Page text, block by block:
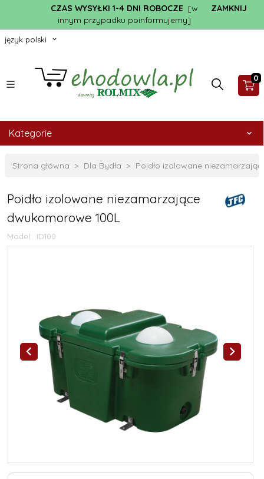
CZAS WYSYŁKI 1-4 DNI ROBOCZE[w
innym przypadku poinformujemy]
ZAMKNIJ
język polski
0
Kategorie
Strona główna Dla Bydła Poidło izolowane
Poidło izolowane niezamarzające
dwukomorowe 100L
Model: ID100